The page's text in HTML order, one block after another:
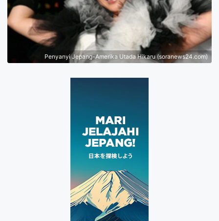
Penyanyi Jepang-Amerika Utada Hikaru (soranews24.com)